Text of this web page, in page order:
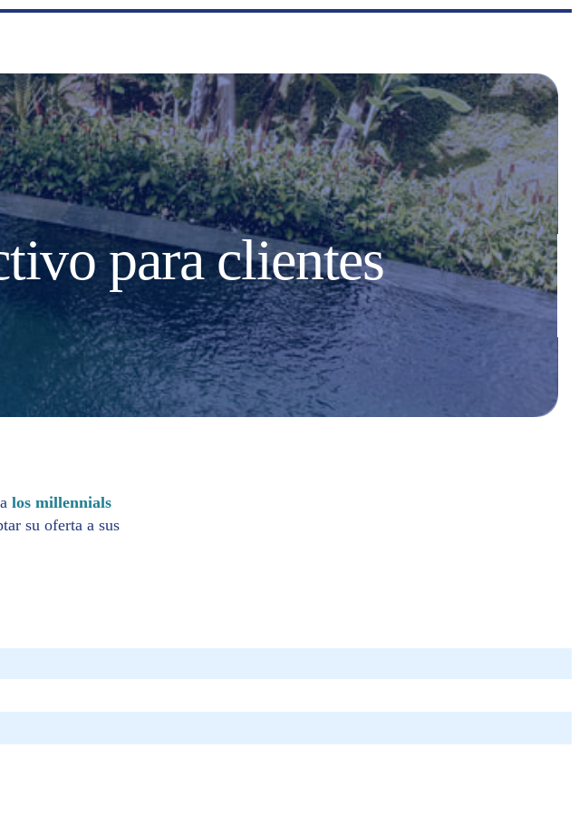
para clientes
los millennials
su oferta a sus